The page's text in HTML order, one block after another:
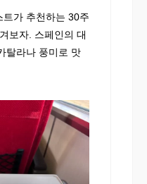
가 추천하는 30주
보자. 스페인의 대
탈라나 풍미로 맛